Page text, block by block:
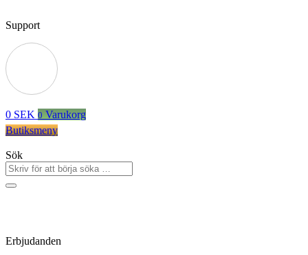
Support
0 SEK 0 Varukorg
Butiksmeny
Sök
Erbjudanden